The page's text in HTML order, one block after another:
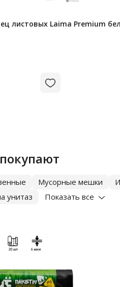
листовых Laima Premium
Мусорные мешки
унитаз
Показать все